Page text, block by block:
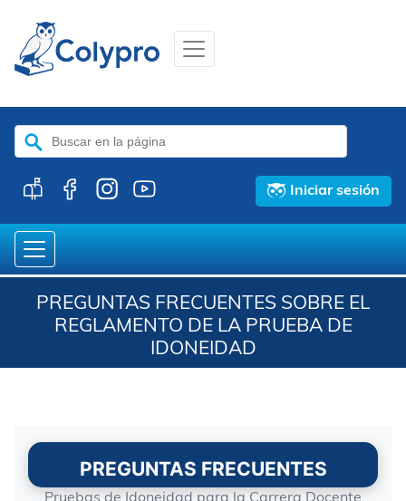
Buscar:
Iniciar sesión
PREGUNTAS FRECUENTES SOBRE EL
REGLAMENTO DE LA PRUEBA DE
IDONEIDAD
PREGUNTAS FRECUENTES
Pruebas de Idoneidad para la Carrera Docente